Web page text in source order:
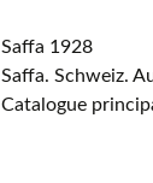
Saffa 1928
Saffa. Schweiz.
Catalogue